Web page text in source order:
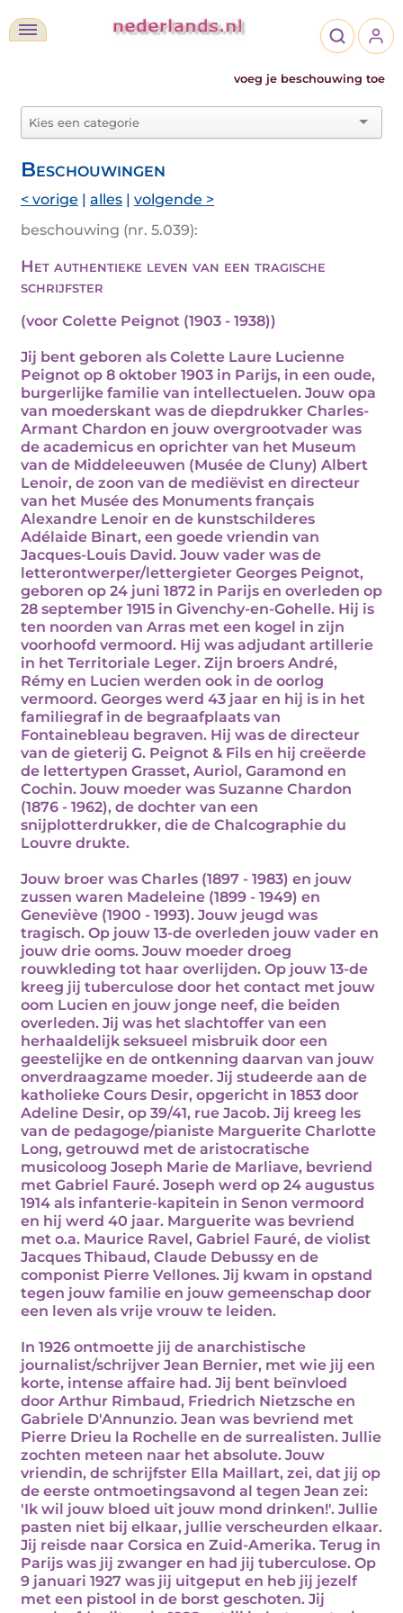
voeg je beschouwing toe
Beschouwingen
< vorige | alles | volgende >
beschouwing (nr. 5.039):
Het authentieke leven van een tragische
schrijfster
(voor Colette Peignot (1903 - 1938))
Jij bent geboren als Colette Laure Lucienne
Peignot op 8 oktober 1903 in Parijs, in een oude,
burgerlijke familie van intellectuelen. Jouw opa
van moederskant was de diepdrukker Charles-
Armant Chardon en jouw overgrootvader was
de academicus en oprichter van het Museum
van de Middeleeuwen (Musée de Cluny) Albert
Lenoir, de zoon van de mediëvist en directeur
van het Musée des Monuments français
Alexandre Lenoir en de kunstschilderes
Adélaide Binart, een goede vriendin van
Jacques-Louis David. Jouw vader was de
letterontwerper/lettergieter Georges Peignot,
geboren op 24 juni 1872 in Parijs en overleden op
28 september 1915 in Givenchy-en-Gohelle. Hij is
ten noorden van Arras met een kogel in zijn
voorhoofd vermoord. Hij was adjudant artillerie
in het Territoriale Leger. Zijn broers André,
Rémy en Lucien werden ook in de oorlog
vermoord. Georges werd 43 jaar en hij is in het
familiegraf in de begraafplaats van
Fontainebleau begraven. Hij was de directeur
van de gieterij G. Peignot & Fils en hij creëerde
de lettertypen Grasset, Auriol, Garamond en
Cochin. Jouw moeder was Suzanne Chardon
(1876 - 1962), de dochter van een
snijplotterdrukker, die de Chalcographie du
Louvre drukte.
Jouw broer was Charles (1897 - 1983) en jouw
zussen waren Madeleine (1899 - 1949) en
Geneviève (1900 - 1993). Jouw jeugd was
tragisch. Op jouw 13-de overleden jouw vader en
jouw drie ooms. Jouw moeder droeg
rouwkleding tot haar overlijden. Op jouw 13-de
kreeg jij tuberculose door het contact met jouw
oom Lucien en jouw jonge neef, die beiden
overleden. Jij was het slachtoffer van een
herhaaldelijk seksueel misbruik door een
geestelijke en de ontkenning daarvan van jouw
onverdraagzame moeder. Jij studeerde aan de
katholieke Cours Desir, opgericht in 1853 door
Adeline Desir, op 39/41, rue Jacob. Jij kreeg les
van de pedagoge/pianiste Marguerite Charlotte
Long, getrouwd met de aristocratische
musicoloog Joseph Marie de Marliave, bevriend
met Gabriel Fauré. Joseph werd op 24 augustus
1914 als infanterie-kapitein in Senon vermoord
en hij werd 40 jaar. Marguerite was bevriend
met o.a. Maurice Ravel, Gabriel Fauré, de violist
Jacques Thibaud, Claude Debussy en de
componist Pierre Vellones. Jij kwam in opstand
tegen jouw familie en jouw gemeenschap door
een leven als vrije vrouw te leiden.
In 1926 ontmoette jij de anarchistische
journalist/schrijver Jean Bernier, met wie jij een
korte, intense affaire had. Jij bent beïnvloed
door Arthur Rimbaud, Friedrich Nietzsche en
Gabriele D'Annunzio. Jean was bevriend met
Pierre Drieu la Rochelle en de surrealisten. Jullie
zochten meteen naar het absolute. Jouw
vriendin, de schrijfster Ella Maillart, zei, dat jij op
de eerste ontmoetingsavond al tegen Jean zei:
'Ik wil jouw bloed uit jouw mond drinken!'. Jullie
pasten niet bij elkaar, jullie verscheurden elkaar.
Jij reisde naar Corsica en Zuid-Amerika. Terug in
Parijs was jij zwanger en had jij tuberculose. Op
9 januari 1927 was jij uitgeput en heb jij jezelf
met een pistool in de borst geschoten. Jij